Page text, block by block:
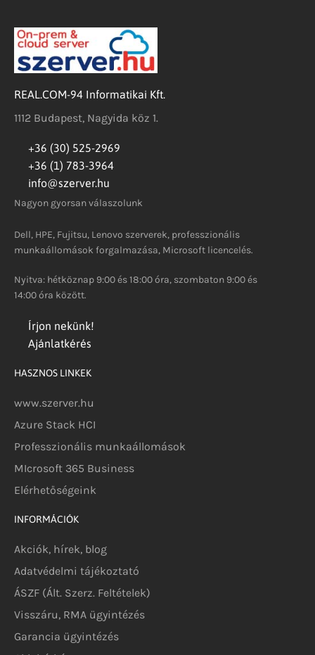
REAL.COM-94 Informatikai Kft.
1112 Budapest, Nagyida köz 1.
+36 (30) 525-2969
+36 (1) 783-3964
info@szerver.hu
Nagyon gyorsan válaszolunk
Dell, HPE, Fujitsu, Lenovo szerverek, professzionális
munkaállomások forgalmazása, Microsoft licencelés.
Nyitva: hétköznap 9:00 és 18:00 óra, szombaton 9:00 és
14:00 óra között.
Írjon nekünk!
Ajánlatkérés
HASZNOS LINKEK
www.szerver.hu
Azure Stack HCI
Professzionális munkaállomások
MIcrosoft 365 Business
Elérhetőségeink
INFORMÁCIÓK
Akciók, hírek, blog
Adatvédelmi tájékoztató
ÁSZF (Ált. Szerz. Feltételek)
Visszáru, RMA ügyintézés
Garancia ügyintézés